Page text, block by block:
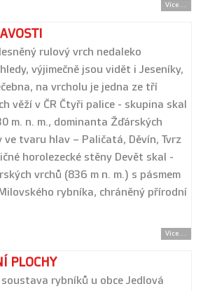
Více...
rulový vrch nedaleko
výjimečně jsou vidět i Jeseníky,
na vrcholu je jedna ze tří
věží v ČR Čtyři palice - skupina skal
m. n. m., dominanta Žďárských
tvaru hlav – Paličatá, Děvín, Tvrz
horolezecké stěny Devět skal -
vrchů (836 m n. m.) s pásmem
rybníka, chráněný přírodní
Více...
PLOCHY
rybníků u obce Jedlová